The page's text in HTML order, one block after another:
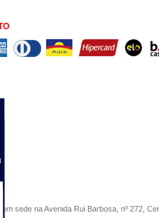
sede na Avenida Rui Barbosa, nº 272,